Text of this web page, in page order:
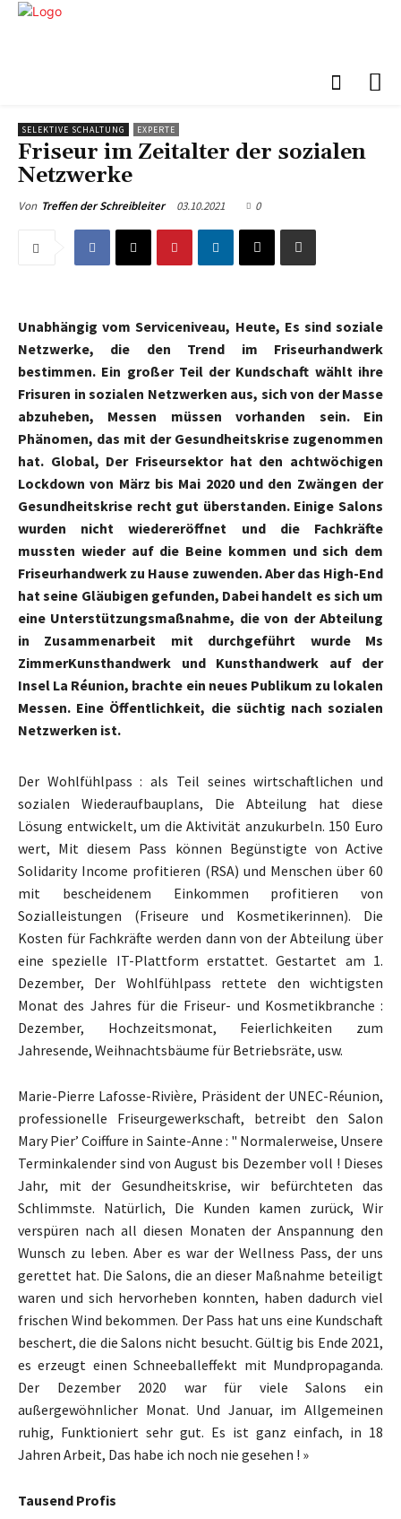
SELEKTIVE SCHALTUNG EXPERTE
Friseur im Zeitalter der sozialen
Netzwerke
Von Treffen der Schreibleiter 03.10.2021 0
Unabhängig vom Serviceniveau, Heute, Es sind soziale
Netzwerke, die den Trend im Friseurhandwerk
bestimmen. Ein großer Teil der Kundschaft wählt ihre
Frisuren in sozialen Netzwerken aus, sich von der Masse
abzuheben, Messen müssen vorhanden sein. Ein
Phänomen, das mit der Gesundheitskrise zugenommen
hat. Global, Der Friseursektor hat den achtwöchigen
Lockdown von März bis Mai 2020 und den Zwängen der
Gesundheitskrise recht gut überstanden. Einige Salons
wurden nicht wiedereröffnet und die Fachkräfte
mussten wieder auf die Beine kommen und sich dem
Friseurhandwerk zu Hause zuwenden. Aber das High-End
hat seine Gläubigen gefunden, Dabei handelt es sich um
eine Unterstützungsmaßnahme, die von der Abteilung
in Zusammenarbeit mit durchgeführt wurde Ms
ZimmerKunsthandwerk und Kunsthandwerk auf der
Insel La Réunion, brachte ein neues Publikum zu lokalen
Messen. Eine Öffentlichkeit, die süchtig nach sozialen
Netzwerken ist.
Der Wohlfühlpass : als Teil seines wirtschaftlichen und
sozialen Wiederaufbauplans, Die Abteilung hat diese
Lösung entwickelt, um die Aktivität anzukurbeln. 150 Euro
wert, Mit diesem Pass können Begünstigte von Active
Solidarity Income profitieren (RSA) und Menschen über 60
mit bescheidenem Einkommen profitieren von
Sozialleistungen (Friseure und Kosmetikerinnen). Die
Kosten für Fachkräfte werden dann von der Abteilung über
eine spezielle IT-Plattform erstattet. Gestartet am 1.
Dezember, Der Wohlfühlpass rettete den wichtigsten
Monat des Jahres für die Friseur- und Kosmetikbranche :
Dezember, Hochzeitsmonat, Feierlichkeiten zum
Jahresende, Weihnachtsbäume für Betriebsräte, usw.
Marie-Pierre Lafosse-Rivière, Präsident der UNEC-Réunion,
professionelle Friseurgewerkschaft, betreibt den Salon
Mary Pier’ Coiffure in Sainte-Anne : " Normalerweise, Unsere
Terminkalender sind von August bis Dezember voll ! Dieses
Jahr, mit der Gesundheitskrise, wir befürchteten das
Schlimmste. Natürlich, Die Kunden kamen zurück, Wir
verspüren nach all diesen Monaten der Anspannung den
Wunsch zu leben. Aber es war der Wellness Pass, der uns
gerettet hat. Die Salons, die an dieser Maßnahme beteiligt
waren und sich hervorheben konnten, haben dadurch viel
frischen Wind bekommen. Der Pass hat uns eine Kundschaft
beschert, die die Salons nicht besucht. Gültig bis Ende 2021,
es erzeugt einen Schneeballeffekt mit Mundpropaganda.
Der Dezember 2020 war für viele Salons ein
außergewöhnlicher Monat. Und Januar, im Allgemeinen
ruhig, Funktioniert sehr gut. Es ist ganz einfach, in 18
Jahren Arbeit, Das habe ich noch nie gesehen ! »
Tausend Profis